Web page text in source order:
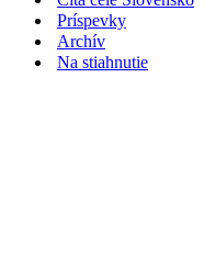
Príspevky
Archív
Na stiahnutie